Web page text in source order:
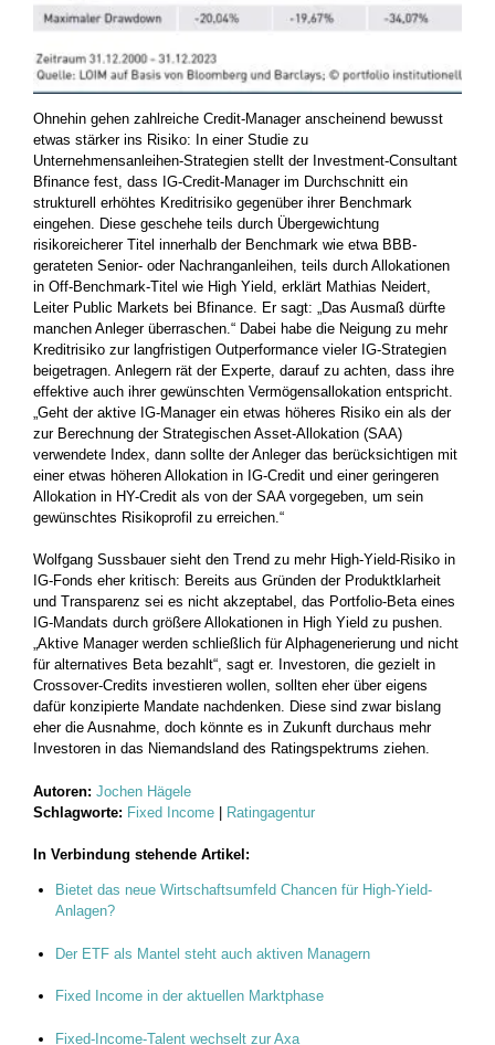
Ohnehin gehen zahlreiche Credit-Manager anscheinend bewusst
etwas stärker ins Risiko: In einer Studie zu
Unternehmensanleihen-Strategien stellt der Investment-Consultant
Bfinance fest, dass IG-Credit-Manager im Durchschnitt ein
strukturell erhöhtes Kreditrisiko gegenüber ihrer Benchmark
eingehen. Diese geschehe teils durch Übergewichtung
risikoreicherer Titel innerhalb der Benchmark wie etwa BBB-
gerateten Senior- oder Nachranganleihen, teils durch Allokationen
in Off-Benchmark-Titel wie High Yield, erklärt Mathias Neidert,
Leiter Public Markets bei Bfinance. Er sagt: „Das Ausmaß dürfte
manchen Anleger überraschen.“ Dabei habe die Neigung zu mehr
Kreditrisiko zur langfristigen Outperformance vieler IG-Strategien
beigetragen. Anlegern rät der Experte, darauf zu achten, dass ihre
effektive auch ihrer gewünschten Vermögensallokation entspricht.
„Geht der aktive IG-Manager ein etwas höheres Risiko ein als der
zur Berechnung der Strategischen Asset-Allokation (SAA)
verwendete Index, dann sollte der Anleger das berücksichtigen mit
einer etwas höheren Allokation in IG-Credit und einer geringeren
Allokation in HY-Credit als von der SAA vorgegeben, um sein
gewünschtes Risikoprofil zu erreichen.“
Wolfgang Sussbauer sieht den Trend zu mehr High-Yield-Risiko in
IG-Fonds eher kritisch: Bereits aus Gründen der Produktklarheit
und Transparenz sei es nicht akzeptabel, das Portfolio-Beta eines
IG-Mandats durch größere Allokationen in High Yield zu pushen.
„Aktive Manager werden schließlich für Alphagenerierung und nicht
für alternatives Beta bezahlt“, sagt er. Investoren, die gezielt in
Crossover-Credits investieren wollen, sollten eher über eigens
dafür konzipierte Mandate nachdenken. Diese sind zwar bislang
eher die Ausnahme, doch könnte es in Zukunft durchaus mehr
Investoren in das Niemandsland des Ratingspektrums ziehen.
Autoren: Jochen Hägele
Schlagworte: Fixed Income | Ratingagentur
In Verbindung stehende Artikel:
Bietet das neue Wirtschaftsumfeld Chancen für High-Yield-
Anlagen?
Der ETF als Mantel steht auch aktiven Managern
Fixed Income in der aktuellen Marktphase
Fixed-Income-Talent wechselt zur Axa